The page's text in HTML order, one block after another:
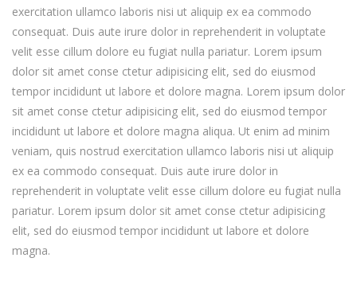
exercitation ullamco laboris nisi ut aliquip ex ea commodo
consequat. Duis aute irure dolor in reprehenderit in voluptate
velit esse cillum dolore eu fugiat nulla pariatur. Lorem ipsum
dolor sit amet conse ctetur adipisicing elit, sed do eiusmod
tempor incididunt ut labore et dolore magna. Lorem ipsum dolor
sit amet conse ctetur adipisicing elit, sed do eiusmod tempor
incididunt ut labore et dolore magna aliqua. Ut enim ad minim
veniam, quis nostrud exercitation ullamco laboris nisi ut aliquip
ex ea commodo consequat. Duis aute irure dolor in
reprehenderit in voluptate velit esse cillum dolore eu fugiat nulla
pariatur. Lorem ipsum dolor sit amet conse ctetur adipisicing
elit, sed do eiusmod tempor incididunt ut labore et dolore
magna.